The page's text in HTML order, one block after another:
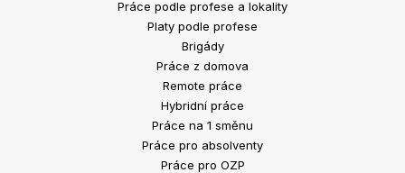
Práce podle profese a lokality
Platy podle profese
Brigády
Práce z domova
Remote práce
Hybridní práce
Práce na 1 směnu
Práce pro absolventy
Práce pro OZP